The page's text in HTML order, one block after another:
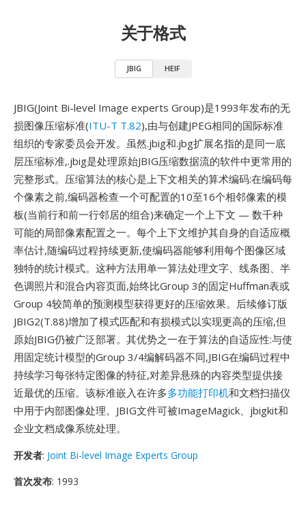
关于格式
JBIG HEIF
JBIG(Joint Bi-level Image experts Group)是1993年发布的无
损图像压缩标准(ITU-T T.82),由与创建JPEG相同的国际标准
组织的专家委员会开发。虽然.jbig和.jbg扩展名指的是同一底
层压缩标准,.jbig是处理原始JBIG压缩数据流的软件中更常用的
完整形式。压缩算法的核心是上下文相关的算术编码:在编码每
个像素之前,编码器检查一个可配置的10至16个相邻像素的模
板(当前行和前一行邻居的组合)来确定一个上下文 — 数千种
可能的局部像素配置之一。每个上下文维护其自身的自适应概
率估计,随编码过程持续更新,使编码器能够利用每个图像区域
独特的统计模式。这种方法用单一算法处理文字、线条图、半
色调照片和混合内容页面,始终比Group 3的固定Huffman表或
Group 4较简单的预测模型获得更好的压缩效果。后续修订版
JBIG2(T.88)增加了模式匹配和有损模式以实现更高的压缩,但
原始JBIG仍被广泛部署。其优势之一在于算法的自适应性:与使
用固定统计模型的Group 3/4编解码器不同,JBIG在编码过程中
持续学习每张特定图像的特征,对差异悬殊的内容类型提供接
近最优的压缩。该标准嵌入在许多多功能打印机和文档扫描仪
中用于内部图像处理。JBIG文件可被ImageMagick、jbigkit和
企业文档成像系统处理。
开发者: Joint Bi-level Image Experts Group
首次发布: 1993